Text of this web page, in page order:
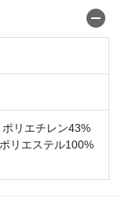
リエチレン43%
リエステル100%